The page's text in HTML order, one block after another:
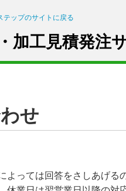
テップのサイトに戻る
加工見積発注
せ
よっては回答をさしあげる